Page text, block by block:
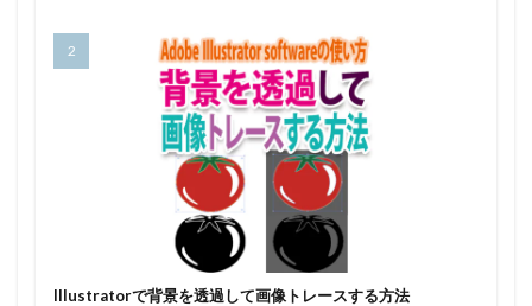
Illustratorで背景を透過して画像トレースする方法